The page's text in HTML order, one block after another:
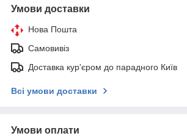
Умови доставки
Нова Пошта
Самовивіз
Доставка кур'єром до парадного Київ
Всі умови доставки
Умови оплати